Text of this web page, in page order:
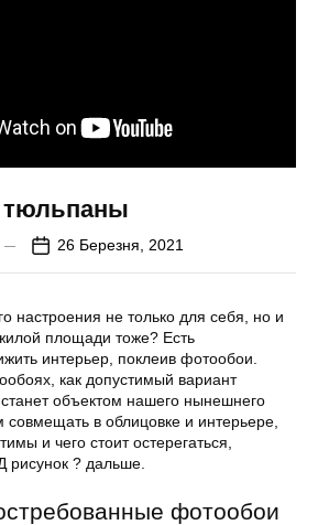
26 Березня, 2021
настроения не только для себя, но и
площади тоже? Есть
интерьер, поклеив фотообои.
как допустимый вариант
объектом нашего нынешнего
в облицовке и интерьере,
и чего стоит остерегаться,
рисунок ? дальше.
фотообои